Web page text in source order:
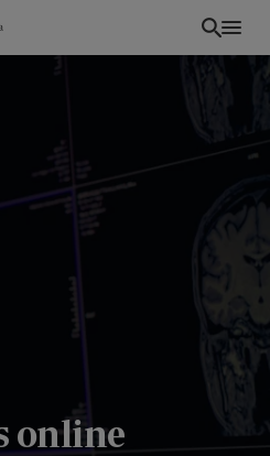
online